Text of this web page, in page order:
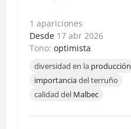
1 apariciones
Desde 17 abr 2026
Tono: optimista
diversidad en la producción
importanciadel terruño
calidad del Malbec